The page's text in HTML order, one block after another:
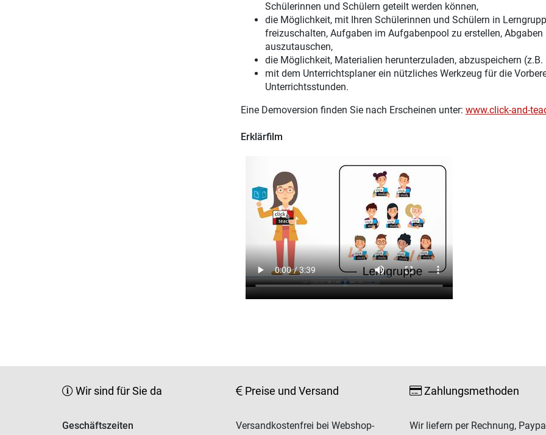
Schülerinnen und Schülern geteilt werden können,
die Möglichkeit, mit Ihren Schülerinnen und Schülern in
freizuschalten, Aufgaben im Aufgabenpool zu erstellen,
auszutauschen,
die Möglichkeit, Materialien herunterzuladen, abzuspeichern
mit dem Unterrichtsplaner ein nützliches Werkzeug für die
Unterrichtsstunden.
Eine Demoversion finden Sie nach Erscheinen unter: www.click-and-
Erklärfilm
Wir sind für Sie da
Geschäftszeiten
Preise und Versand
Versandkostenfrei bei Webshop-
Zahlungsmethoden
Wir liefern per Rechnung,